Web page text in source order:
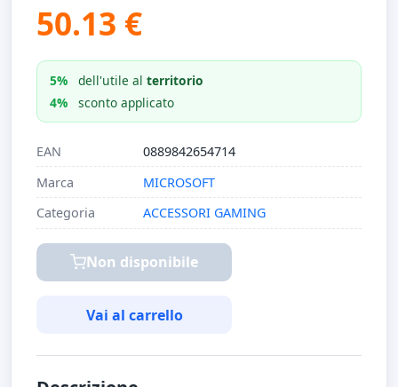
50.13 €
5% dell'utile alterritorio
4%
sconto applicato
EAN
0889842654714
Marca
MICROSOFT
Categoria
ACCESSORI GAMING
Non disponibile
Vai al carrello